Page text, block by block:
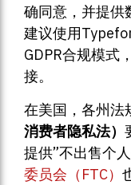
确同意，并提供
建议使用
GDPR合规模式
接。
在美国，各州法
消费者隐私法）
提供”不出售个
委员会（FTC）